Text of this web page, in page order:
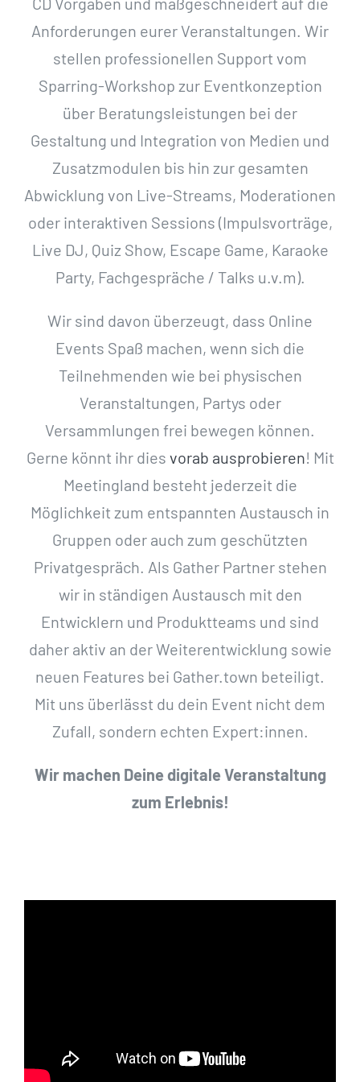
Anforderungen eurer Veranstaltungen. Wir
stellen professionellen Support vom
Sparring-Workshop zur Eventkonzeption
über Beratungsleistungen bei der
Gestaltung und Integration von Medien und
Zusatzmodulen bis hin zur gesamten
Abwicklung von Live-Streams, Moderationen
oder interaktiven Sessions (Impulsvorträge,
Live DJ, Quiz Show, Escape Game, Karaoke
Party, Fachgespräche / Talks u.v.m).
Wir sind davon überzeugt, dass Online
Events Spaß machen, wenn sich die
Teilnehmenden wie bei physischen
Veranstaltungen, Partys oder
Versammlungen frei bewegen können.
Gerne könnt ihr dies vorab ausprobieren! Mit
Meetingland besteht jederzeit die
Möglichkeit zum entspannten Austausch in
Gruppen oder auch zum geschützten
Privatgespräch. Als Gather Partner stehen
wir in ständigen Austausch mit den
Entwicklern und Produktteams und sind
daher aktiv an der Weiterentwicklung sowie
neuen Features bei Gather.town beteiligt.
Mit uns überlässt du dein Event nicht dem
Zufall, sondern echten Expert:innen.
Wir machen Deine digitale Veranstaltung
zum Erlebnis!